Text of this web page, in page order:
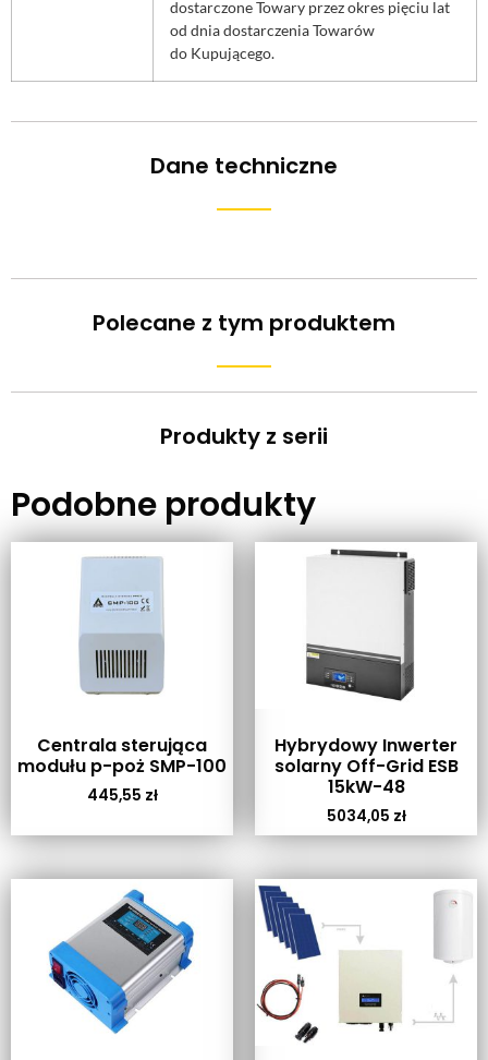
dostarczone Towary przez okres pięciu lat
od dnia dostarczenia Towarów
do Kupującego.
Dane techniczne
Polecane z tym produktem
Produkty z serii
Podobne produkty
Centrala sterująca
modułu p-poż SMP-100
445,55 zł
Hybrydowy Inwerter
solarny Off-Grid ESB
15kW-48
5034,05 zł